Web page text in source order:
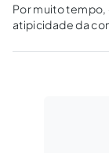
Por muito tempo,
atipicidade da